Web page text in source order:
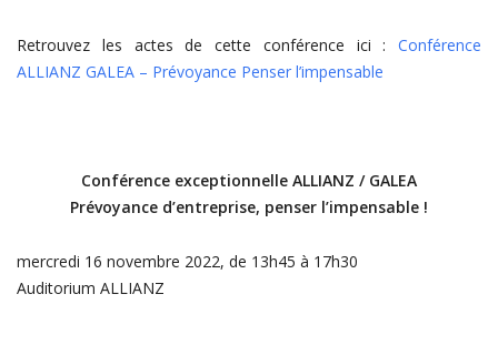
Retrouvez les actes de cette conférence ici : Conférence
ALLIANZ GALEA – Prévoyance Penser l’impensable
Conférence exceptionnelle ALLIANZ / GALEA
Prévoyance d’entreprise, penser l’impensable !
mercredi 16 novembre 2022, de 13h45 à 17h30
Auditorium ALLIANZ